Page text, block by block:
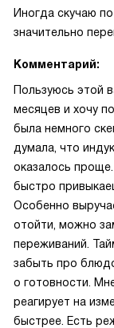
Иногда скучаю
значительно
Комментарий:
Пользуюсь этой
месяцев и хочу
была немного
думала, что
оказалось
быстро
Особенно
отойти, можно
переживаний.
забыть про
о готовности.
реагирует на
быстрее. Есть